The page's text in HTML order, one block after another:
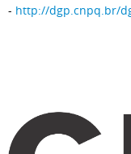
- http://dgp.cnpq.br/